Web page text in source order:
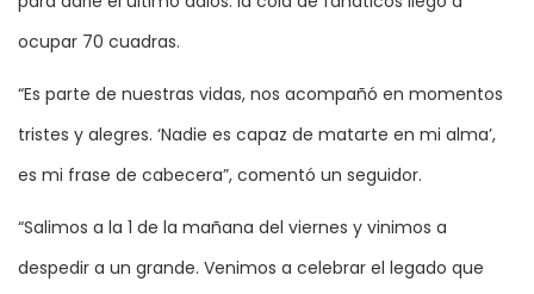
ocupar 70 cuadras.
“Es parte de nuestras vidas, nos acompañó en momentos
tristes y alegres. ‘Nadie es capaz de matarte en mi alma’,
es mi frase de cabecera”, comentó un seguidor.
“Salimos a la 1 de la mañana del viernes y vinimos a
despedir a un grande. Venimos a celebrar el legado que